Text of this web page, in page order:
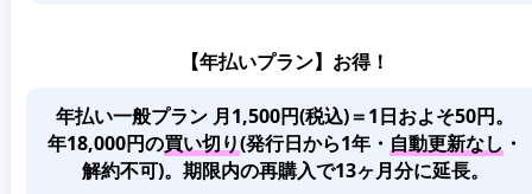
【年払いプラン】お得！
年払い一般プラン 月1,500円(税込)＝1日およそ50円。
年18,000円の買い切り(発行日から1年・ 自動更新なし ・
解約不可)。期限内の再購入で13ヶ月分に延長。